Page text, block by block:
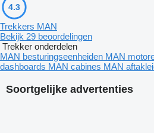
Soortgelijke advertenties
4.3
Trekkers MAN
Bekijk 29 beoordelingen
Trekker onderdelen
MAN besturingseenheiden MAN
dashboards MAN cabines MAN